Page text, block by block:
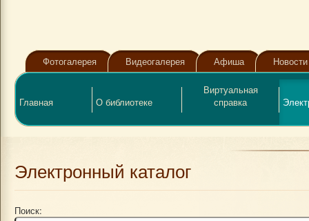
Фотогалерея Видеогалерея Афиша Новости
Главная О библиотеке
Виртуальная
справка
Электронный каталог
Поиск: